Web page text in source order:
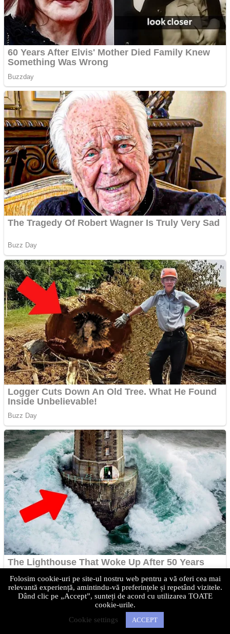
Folosim cookie-uri pe site-ul nostru web pentru a vă oferi cea mai
relevantă experiență, amintindu-vă preferințele și repetând vizitele.
Dând clic pe „Accept”, sunteți de acord cu utilizarea TOATE
cookie-urile.
Cookie settings
ACCEPT